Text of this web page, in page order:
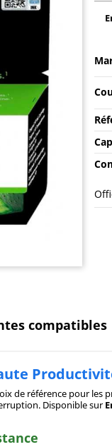
compatibles
de référence pour les
Disponible sur